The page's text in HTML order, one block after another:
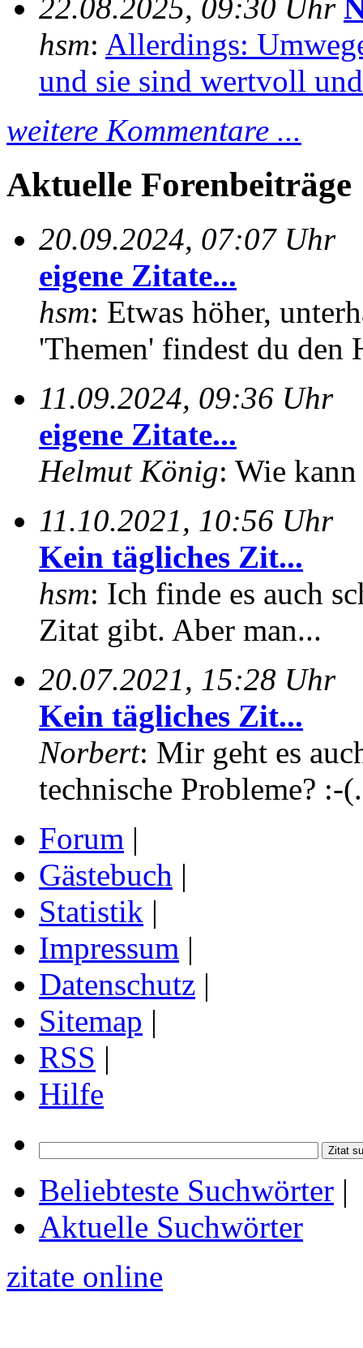
22.08.2025, 09:30 Uhr
hsm: Allerdings:
und sie sind wertvoll
weitere Kommentare ...
Aktuelle Forenbeiträge
20.09.2024, 07:07 Uhr
eigene Zitate...
hsm: Etwas höher,
'Themen' findest du den
11.09.2024, 09:36 Uhr
eigene Zitate...
Helmut König: Wie
11.10.2021, 10:56 Uhr
Kein tägliches Zit...
hsm: Ich finde es auch
Zitat gibt. Aber man...
20.07.2021, 15:28 Uhr
Kein tägliches Zit...
Norbert: Mir geht es
technische Probleme? :-
Forum |
Gästebuch |
Statistik |
Impressum |
Datenschutz |
Sitemap |
RSS |
Hilfe
Beliebteste Suchwörter |
Aktuelle Suchwörter
zitate online